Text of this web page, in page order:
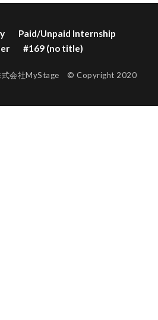
Paid/Unpaid Internship
#169 (no title)
式会社MyStage © Copyright 2020